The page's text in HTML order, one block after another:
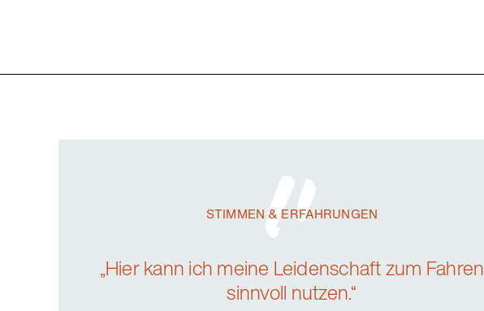
STIMMEN & ERFAHRUNGEN
„Hier kann ich meine Leidenschaft zum Fahren
sinnvoll nutzen.“
STIMMEN & ERFAHRUNGEN
„Hier kann ich meine Leidenschaft zum Fahren
sinnvoll nutzen.“